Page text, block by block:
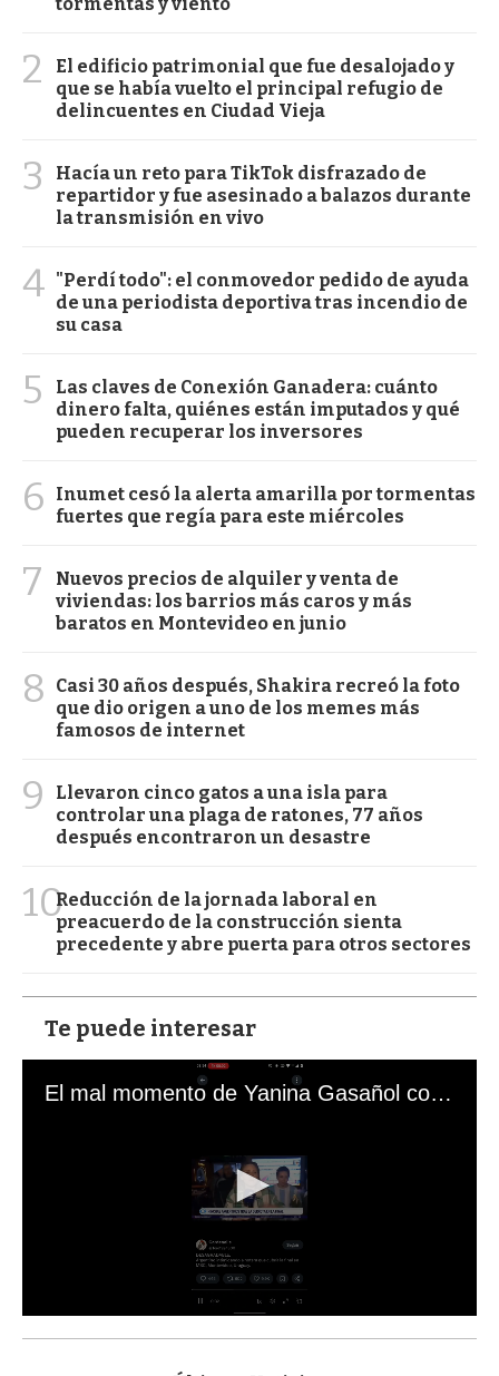
2
El edificio patrimonial que fue desalojado y
que se había vuelto el principal refugio de
delincuentes en Ciudad Vieja
3
Hacía un reto para TikTok disfrazado de
repartidor y fue asesinado a balazos durante
la transmisión en vivo
4 "Perdí todo": el conmovedor pedido de ayuda
de una periodista deportiva tras incendio de
su casa
5
Las claves de Conexión Ganadera: cuánto
dinero falta, quiénes están imputados y qué
pueden recuperar los inversores
6
Inumet cesó la alerta amarilla por tormentas
fuertes que regía para este miércoles
7
Nuevos precios de alquiler y venta de
viviendas: los barrios más caros y más
baratos en Montevideo en junio
8
Casi 30 años después, Shakira recreó la foto
que dio origen a uno de los memes más
famosos de internet
9
Llevaron cinco gatos a una isla para
controlar una plaga de ratones, 77 años
después encontraron un desastre
10Reducción de la jornada laboral en
preacuerdo de la construcción sienta
precedente y abre puerta para otros sectores
Te puede interesar
El mal momento de Yanina Gasañol con un hincha argentino en "Subrayado"
s